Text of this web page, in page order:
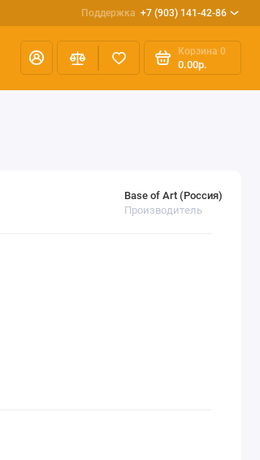
Поддержка +7 (903) 141-42-86
Корзина 0
0.00р.
Base of Art (Россия)
Производитель